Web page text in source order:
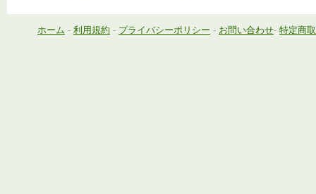
ホーム - 利用規約 - プライバシーポリシー - お問い合わせ- 特定商